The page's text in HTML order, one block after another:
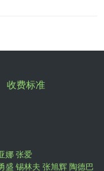
收费标准
娜 张爱
盛 锡林夫 张旭辉 陶德巴